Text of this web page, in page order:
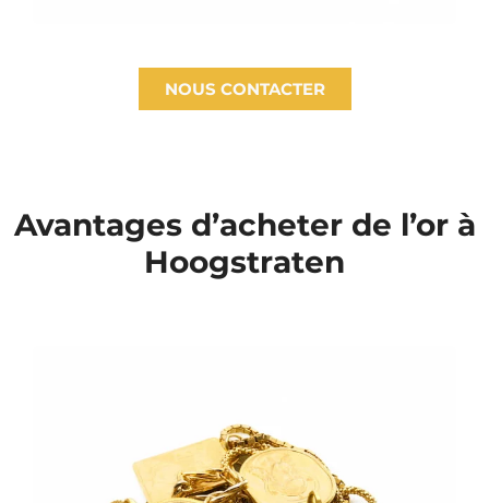
NOUS CONTACTER
Avantages d’acheter de l’or à
Hoogstraten